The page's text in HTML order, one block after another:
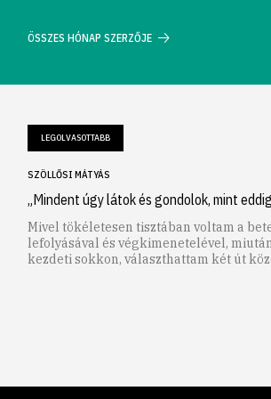
ÖSSZES HÓNAP SZERZŐJE
LEGOLVASOTTABB
SZÖLLŐSI MÁTYÁS
„Mindent úgy látok és gondolok, mint
Mivel tökéletesen tisztában voltam a
lefolyásával és végkimenetelével,
kezdeti sokkon, választhattam két út